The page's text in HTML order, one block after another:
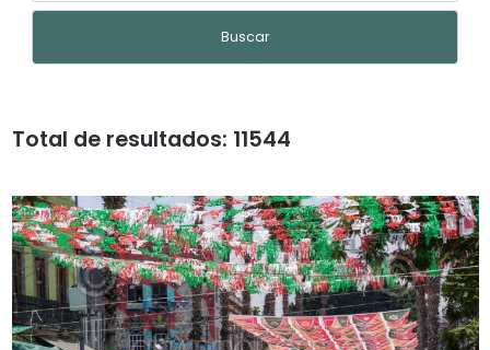
Buscar
Total de resultados: 11544